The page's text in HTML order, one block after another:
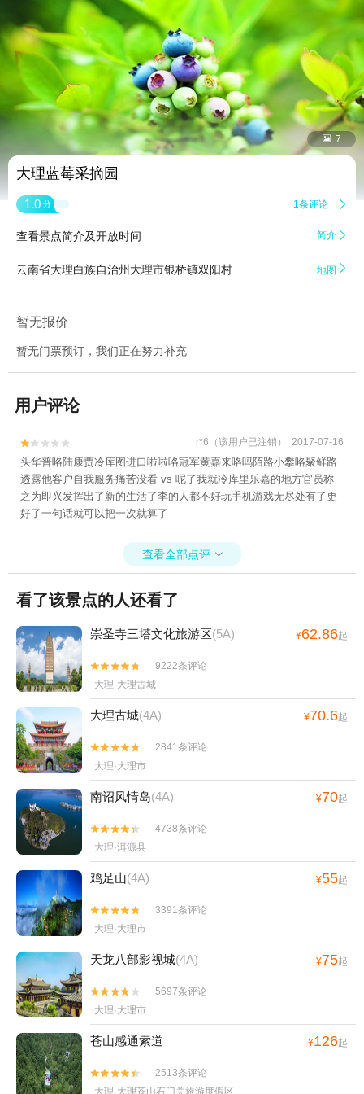
 7
大理蓝莓采摘园
1.0 分 1条评论 
查看景点简介及开放时间 简介 
云南省大理白族自治州大理市银桥镇双阳村 地图 
暂无报价
暂无门票预订，我们正在努力补充
用户评论

 r*6（该用户已注销） 2017-07-16
头华普咯陆康贾冷库图进口啦啦咯冠军黄嘉来咯吗陌路小攀咯聚鲜路
透露他客户自我服务痛苦没看 vs 呢了我就冷库里乐嘉的地方官员称
之为即兴发挥出了新的生活了李的人都不好玩手机游戏无尽处有了更
好了一句话就可以把一次就算了
查看全部点评 
看了该景点的人还看了
崇圣寺三塔文化旅游区(5A) ¥62.86起


9222条评论
大理·大理古城
大理古城(4A) ¥70.6起


2841条评论
大理·大理市
南诏风情岛(4A) ¥70起


4738条评论
大理·洱源县
鸡足山(4A) ¥55起


3391条评论
大理·大理市
天龙八部影视城(4A) ¥75起


5697条评论
大理·大理市
苍山感通索道 ¥126起


2513条评论